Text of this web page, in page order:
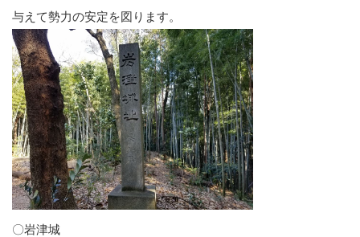
与えて勢力の安定を図ります。
〇岩津城